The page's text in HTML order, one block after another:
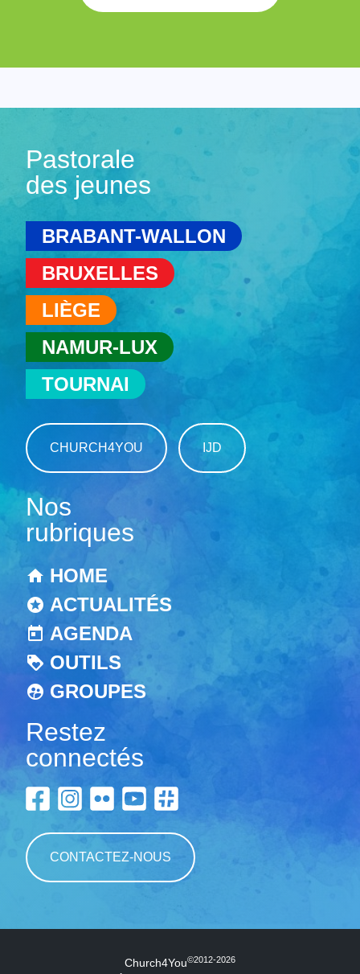
Pastorale
des jeunes
BRABANT-WALLON
BRUXELLES
LIÈGE
NAMUR-LUX
TOURNAI
CHURCH4YOU IJD
Nos
rubriques
HOME
ACTUALITÉS
AGENDA
OUTILS
GROUPES
Restez
connectés
CONTACTEZ-NOUS
Church4You©2012-2026